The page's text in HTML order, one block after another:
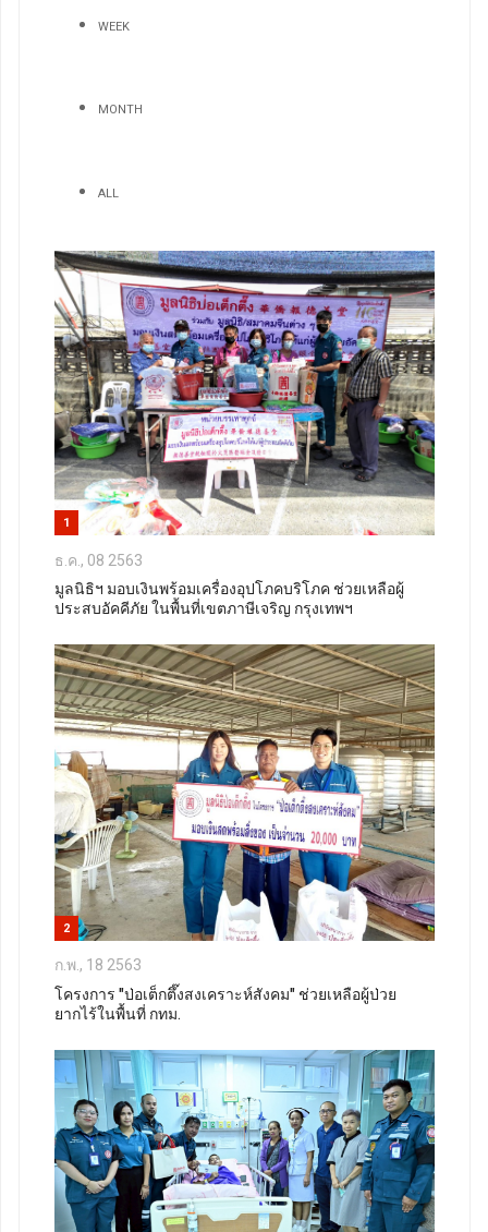
WEEK
MONTH
ALL
1
ธ.ค., 08 2563
มูลนิธิฯ มอบเงินพร้อมเครื่องอุปโภคบริโภค ช่วยเหลือผู้
ประสบอัคคีภัย ในพื้นที่เขตภาษีเจริญ กรุงเทพฯ
2
ก.พ., 18 2563
โครงการ "ป่อเต็กตึ๊งสงเคราะห์สังคม" ช่วยเหลือผู้ป่วย
ยากไร้ในพื้นที่ กทม.